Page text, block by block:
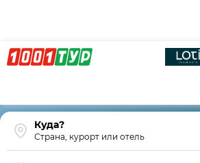
Страна, курорт или отель